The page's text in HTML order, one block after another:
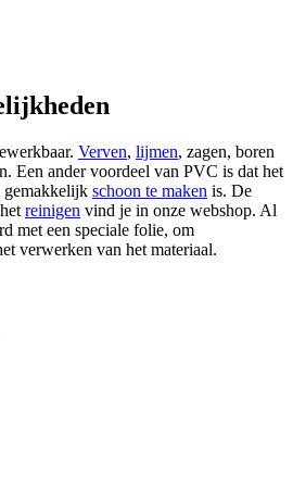
Verven, lijmen, zagen, boren
Een ander voordeel van PVC is dat het
gemakkelijk schoon te maken is. De
reinigen vind je in onze webshop. Al
met een speciale folie, om
verwerken van het materiaal.